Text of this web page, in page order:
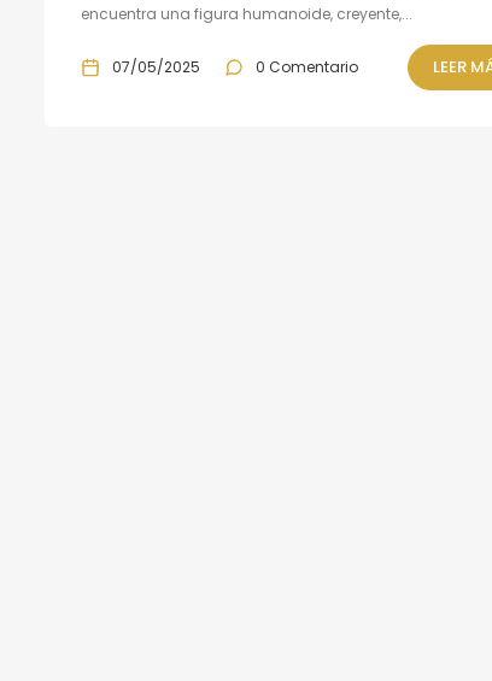
encuentra una figura humanoide, creyente,...
07/05/2025 0 Comentario LEER